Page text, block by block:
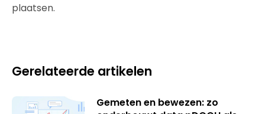
plaatsen.
Gerelateerde artikelen
Gemeten en bewezen: zo